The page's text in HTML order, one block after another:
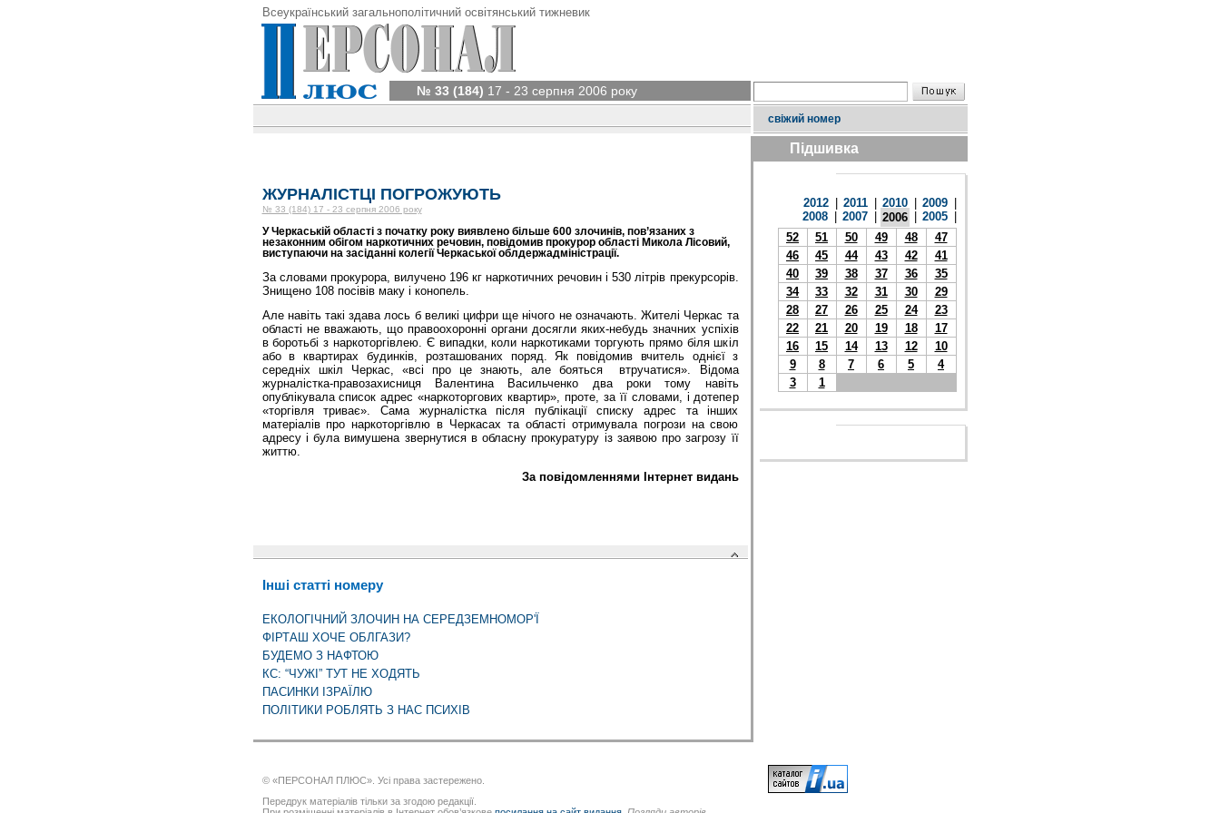
Всеукраїнський загальнополітичний освітянський тижневик
№ 33 (184) 17 - 23 серпня 2006 року
свіжий номер
ЖУРНАЛІСТЦІ ПОГРОЖУЮТЬ
№ 33 (184) 17 - 23 серпня 2006 року
У Черкаській області з початку року виявлено більше 600 злочинів, пов’язаних з
незаконним обігом наркотичних речовин, повідомив прокурор області Микола Лісовий,
виступаючи на засіданні колегії Черкаської облдержадміністрації.
За словами прокурора, вилучено 196 кг наркотичних речовин і 530 літрів прекурсорів.
Знищено 108 посівів маку і конопель.
Але навіть такі здава лось б великі цифри ще нічого не означають. Жителі Черкас та
області не вважають, що правоохоронні органи досягли яких-небудь значних успіхів
в боротьбі з наркоторгівлею. Є випадки, коли наркотиками торгують прямо біля шкіл
або в квартирах будинків, розташованих поряд. Як повідомив вчитель однієї з
середніх шкіл Черкас, «всі про це знають, але бояться втручатися». Відома
журналістка-правозахисниця Валентина Васильченко два роки тому навіть
опублікувала список адрес «наркоторгових квартир», проте, за її словами, і дотепер
«торгівля триває». Сама журналістка після публікації списку адрес та інших
матеріалів про наркоторгівлю в Черкасах та області отримувала погрози на свою
адресу і була вимушена звернутися в обласну прокуратуру із заявою про загрозу її
життю.
За повідомленнями Інтернет видань
Інші статті номеру
ЕКОЛОГІЧНИЙ ЗЛОЧИН НА СЕРЕДЗЕМНОМОР'Ї
ФІРТАШ ХОЧЕ ОБЛГАЗИ?
БУДЕМО З НАФТОЮ
КС: “ЧУЖІ” ТУТ НЕ ХОДЯТЬ
ПАСИНКИ ІЗРАЇЛЮ
ПОЛІТИКИ РОБЛЯТЬ З НАС ПСИХІВ
Підшивка
2012 2011 2010 2009
2008
2007 2006 2005
52
51 50 49 48
47
46
45 44 43 42
41
40
39 38 37 36
35
34
33 32 31 30
29
28
27 26 25 24
23
22
21 20 19 18
17
16
15 14 13 12
10
9
8 7 6 5
4
3
1
© «ПЕРСОНАЛ ПЛЮС». Усі права застережено.
Передрук матеріалів тільки за згодою редакції.